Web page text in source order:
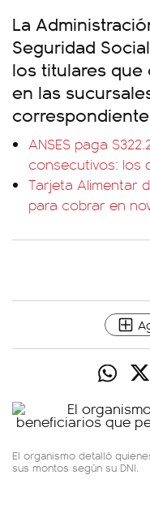
La
Seguridad
los titulares
en las
ANSES paga
consecutivos: los
Tarjeta Alimentar
para cobrar en
El organismo detalló
sus montos según su DNI.